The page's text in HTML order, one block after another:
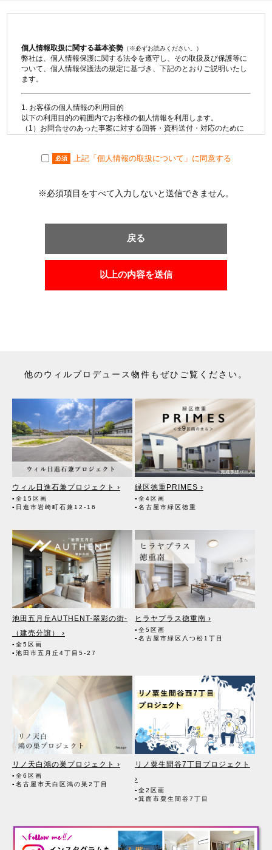
個人情報取扱に関する基本姿勢（※必ずお読みください。）
弊社は、個人情報保護に関する法令を遵守し、その取扱及び保護等に
ついて、個人情報保護法の規定に基づき、下記のとおりご説明いたし
ます。
1. お客様の個人情報の利用目的
以下の利用目的の範囲内でお客様の個人情報を利用します。
（1）お問合せのあった事案に対する回答・資料送付・対応のために
売買・賃貸借・仲介・賃貸管理等の契約を締結し、契約に基づく役務
の物件情報を利用します。
（4）取引の相手方探索のために、購入希望・売却希望・賃貸希望等
ります。なお契約後、指定流通機構（宅地建物取引業法により、国土
した物件の物件概要・契約年月日・成約価格などの情報で、氏名は含
みません。）を提供します。指定流通機構は、物件情報及び成約情報
タや紙媒体で提供することなどの宅地建物取引業法に規定された指定
（8）宅地建物取引業法第49条に基づく帳簿及びその資料として保管
査定に利用します。宅地建物取引業法第34条の2第2項に規定する「意
見の根拠」として仲介の依頼者に提供することがあります。
2. 個人情報の第三者への提供
●第三者に提供する目的
上記「1.お客様の個人情報の利用目的」（1）～（9）の業務におい
て、その利用目的の達成に必要な場合にのみ、個人情報を第三者に提
供します。
●提供する個人情報の項目
お客様の氏名・住所・電話番号・生年月日・不動産物件情報・成約
●提供の手段又は方法
書面・郵便物・電話・インターネット・電子メール・広告媒体等
●当該情報の提供を受ける者又は提供を受ける者の組織の種類、及び
属性
（1）不動産の売買契約、賃貸借契約等を通じて、契約の相手方とな
る者。また、成約に至るまでの過程においてその見込者。
（2）他の宅地建物取引業者。（成約に至るまでの過程において広く
契約の見込客を募るため）
（3）インターネット広告、その他広告の掲載事業者及び団体。（成
約に至るまでの過程において広く契約の見込客を募るため）
（4）指定流通機構。（専属専任媒介契約、専任媒介契約が提携され
た場合には、宅地建物取引業法に基づき、指定流通機構への登録及び
成約情報の通知が宅地建物取引業者に義務付けられます）
（7）お客様が住宅ローン等を利用する場合、融資等に関する金融機
関関係。
（8）対象不動産について管理の必要がある場合、管理業者。
（9）当社にて賃貸管理が生じる場合は、管理委託契約の重要事項説
明書に定める業務委託先及び管理費引き落としの際の振込先金融機
関、管理組合役員。
（10）入居希望者様の信用照会のために必要な場合は、信用情報機
（11）入居者様が賃料を滞納した場合、滞納取立者。
（12）アフターサービス等、お客様にとって有用と思われる当社提携
先。
（1）当社の従業者に対して個人情報保護のための教育を定期的に行
い、お客様の個人情報を厳重に管理いたします。
（2）当社のデータベース等に対する必要な安全管理措置を実施いた
必須 上記「個人情報の取扱について」に同意する
※必須項目をすべて入力しないと送信できません。
戻る
以上の内容を送信
他のウィルプロデュース物件もぜひご覧ください。
ウィル日進石兼プロジェクト ›
▪全15区画
▪日進市岩崎町石兼12-16
緑区徳重PRIMES ›
▪全4区画
▪名古屋市緑区徳重
池田五月丘AUTHENT-翠彩の街-
（建売分譲） ›
▪全5区画
▪池田市五月丘4丁目5-27
ヒラヤプラス徳重南 ›
▪全5区画
▪名古屋市緑区八つ松1丁目
リノ天白鴻の巣プロジェクト ›
▪全6区画
▪名古屋市天白区鴻の巣2丁目
リノ粟生間谷7丁目プロジェクト
›
▪全2区画
▪箕面市粟生間谷7丁目